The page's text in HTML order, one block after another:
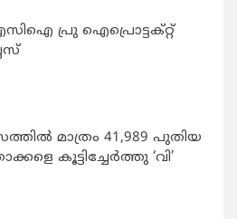
പ്രു ഐപ്രൊട്ടക്റ്റ്
മാത്രം 41,989 പുതിയ
കൂട്ടിച്ചേർത്തു ‘വി’